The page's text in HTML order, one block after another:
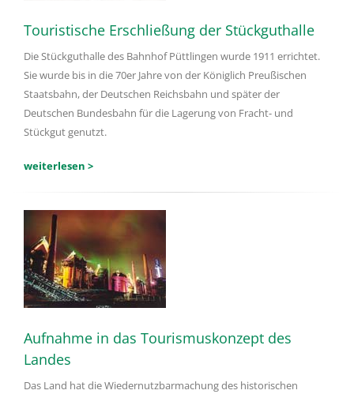
Touristische Erschließung der Stückguthalle
Die Stückguthalle des Bahnhof Püttlingen wurde 1911 errichtet.
Sie wurde bis in die 70er Jahre von der Königlich Preußischen
Staatsbahn, der Deutschen Reichsbahn und später der
Deutschen Bundesbahn für die Lagerung von Fracht- und
Stückgut genutzt.
weiterlesen >
Aufnahme in das Tourismuskonzept des
Landes
Das Land hat die Wiedernutzbarmachung des historischen